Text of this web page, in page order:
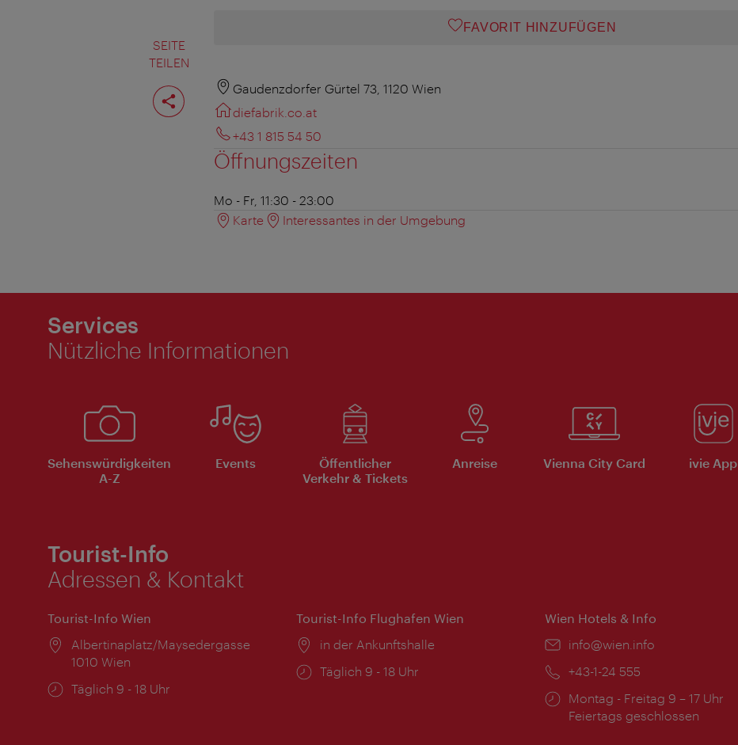
SEITE
TEILEN
Seite
teilen
FAVORIT HINZUFÜGEN
Gaudenzdorfer Gürtel 73, 1120 Wien
diefabrik.co.at
+43 1 815 54 50
Öffnungszeiten
Mo - Fr, 11:30 - 23:00
Karte
Interessantes in der Umgebung
Services
Nützliche Informationen
Sehenswürdigkeiten
A-Z
Events
Öffentlicher
Verkehr & Tickets
Anreise Vienna City Card ivie App
Tourist-Info
Adressen & Kontakt
Tourist-Info Wien
Ort:
Albertinaplatz/Maysedergasse
1010 Wien
Öffnungszeiten:
Täglich 9 - 18 Uhr
Tourist-Info Flughafen Wien
Ort:
in der Ankunftshalle
Öffnungszeiten:
Täglich 9 - 18 Uhr
Wien Hotels & Info
Email:
info@wien.info
Telefon:
+43-1-24 555
Öffnungszeiten:
Montag - Freitag 9 – 17 Uhr
Feiertags geschlossen